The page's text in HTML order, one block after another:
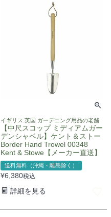
イギリス 英国 ガーデニング用品の老舗
【中尺スコップ ミディアムガー
デンシャベル】ケント＆ストー
Border Hand Trowel 00348
Kent & Stowe【メーカー直送】
送料無料（沖縄・離島除く）
¥6,380税込
詳細を見る